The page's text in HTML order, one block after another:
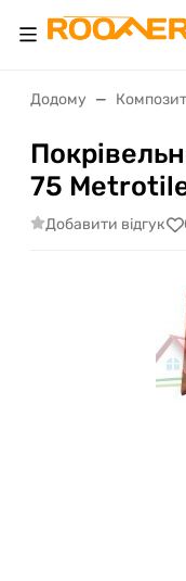
Додому
75
Добавити відгук